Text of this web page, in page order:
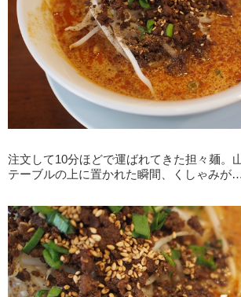
注文して10分ほどで運ばれてきた担々麺。
テーブルの上に置かれた瞬間、くしゃみが…